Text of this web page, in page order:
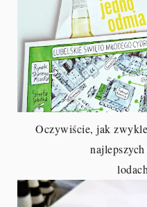
Oczywiście, jak